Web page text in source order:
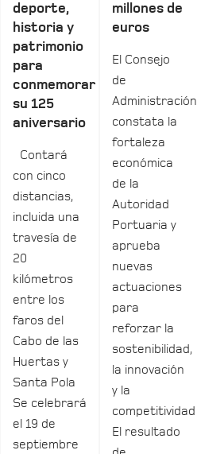
deporte,
historia y
patrimonio
para
conmemorar
su 125
aniversario
Contará
con cinco
distancias,
incluida una
travesía de
20
kilómetros
entre los
faros del
Cabo de las
Huertas y
Santa Pola
Se celebrará
el 19 de
septiembre
millones de
euros
El Consejo
de
Administración
constata la
fortaleza
económica
de la
Autoridad
Portuaria y
aprueba
nuevas
actuaciones
para
reforzar la
sostenibilidad,
la innovación
y la
competitividad
El resultado